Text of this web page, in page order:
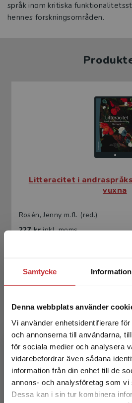
Samtycke Information
Denna webbplats använder
Vi använder enhetsidentifierare
och annonserna till användarna,
för sociala medier och analysera
vidarebefordrar även sådana
information från din enhet till de
annons- och analysföretag som vi
Dessa kan i sin tur kombinera
Begränsad
språk inom kritiska
hennes forskningsområden.
Litteracitet i
vuxna
Rosén, Jenny m.fl. (red.)
227 krinkl. moms
Litteracitet i
vuxna
Rosén, Jenny m.fl. (red.)